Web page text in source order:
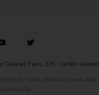
Paes, 275 - Jardim